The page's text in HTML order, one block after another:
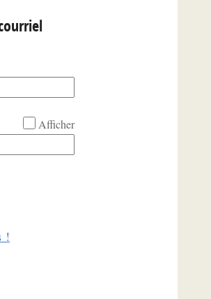
Afficher
!